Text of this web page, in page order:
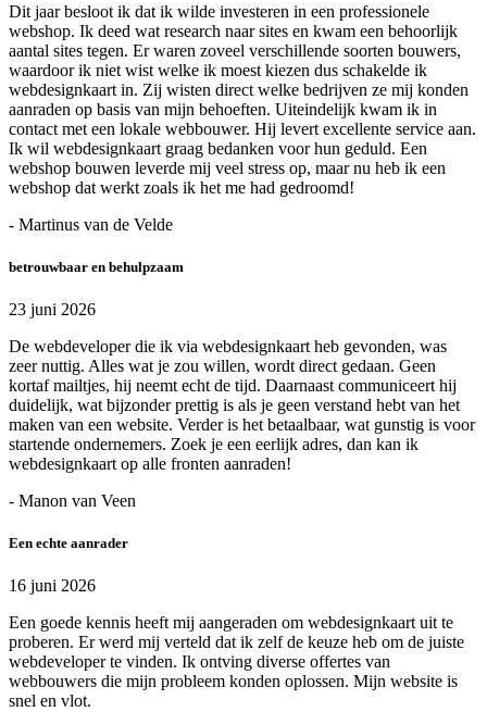
Dit jaar besloot ik dat ik wilde investeren in een professionele
webshop. Ik deed wat research naar sites en kwam een behoorlijk
aantal sites tegen. Er waren zoveel verschillende soorten bouwers,
waardoor ik niet wist welke ik moest kiezen dus schakelde ik
webdesignkaart in. Zij wisten direct welke bedrijven ze mij konden
aanraden op basis van mijn behoeften. Uiteindelijk kwam ik in
contact met een lokale webbouwer. Hij levert excellente service aan.
Ik wil webdesignkaart graag bedanken voor hun geduld. Een
webshop bouwen leverde mij veel stress op, maar nu heb ik een
webshop dat werkt zoals ik het me had gedroomd!
- Martinus van de Velde
betrouwbaar en behulpzaam
23 juni 2026
De webdeveloper die ik via webdesignkaart heb gevonden, was
zeer nuttig. Alles wat je zou willen, wordt direct gedaan. Geen
kortaf mailtjes, hij neemt echt de tijd. Daarnaast communiceert hij
duidelijk, wat bijzonder prettig is als je geen verstand hebt van het
maken van een website. Verder is het betaalbaar, wat gunstig is voor
startende ondernemers. Zoek je een eerlijk adres, dan kan ik
webdesignkaart op alle fronten aanraden!
- Manon van Veen
Een echte aanrader
16 juni 2026
Een goede kennis heeft mij aangeraden om webdesignkaart uit te
proberen. Er werd mij verteld dat ik zelf de keuze heb om de juiste
webdeveloper te vinden. Ik ontving diverse offertes van
webbouwers die mijn probleem konden oplossen. Mijn website is
snel en vlot.